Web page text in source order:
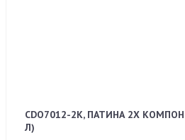
CDO7012-2K, ПАТИНА 2Х
Л)